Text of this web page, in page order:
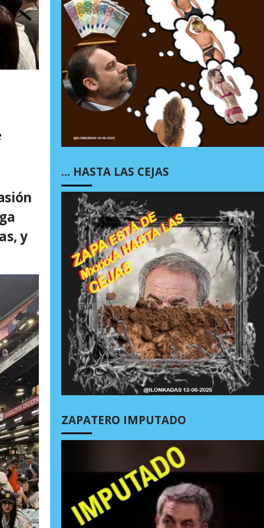
y
… HASTA LAS CEJAS
ZAPATERO IMPUTADO